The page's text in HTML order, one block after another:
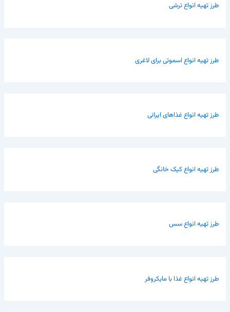
طرز تهیه انواع ترشی
طرز تهیه انواع اسموتی برای لاغری
طرز تهیه انواع غذاهای ایرانی
طرز تهیه انواع کیک خانگی
طرز تهیه انواع سس
طرز تهیه انواع غذا با مایکروفر